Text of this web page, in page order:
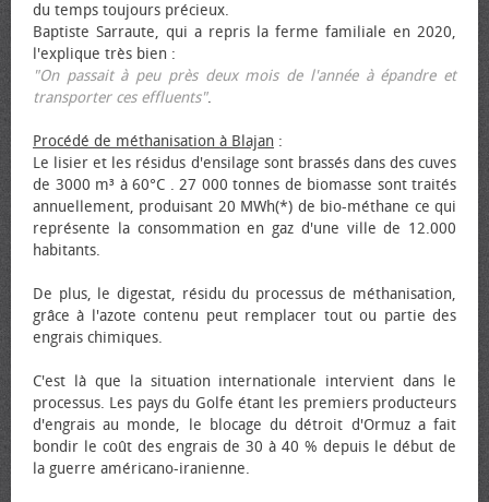
du temps toujours précieux.
Baptiste Sarraute, qui a repris la ferme familiale en 2020,
l'explique très bien :
"On passait à peu près deux mois de l'année à épandre et
transporter ces effluents".
Procédé de méthanisation à Blajan :
Le lisier et les résidus d'ensilage sont brassés dans des cuves
de 3000 m³ à 60°C . 27 000 tonnes de biomasse sont traités
annuellement, produisant 20 MWh(*) de bio-méthane ce qui
représente la consommation en gaz d'une ville de 12.000
habitants.
De plus, le digestat, résidu du processus de méthanisation,
grâce à l'azote contenu peut remplacer tout ou partie des
engrais chimiques.
C'est là que la situation internationale intervient dans le
processus. Les pays du Golfe étant les premiers producteurs
d'engrais au monde, le blocage du détroit d'Ormuz a fait
bondir le coût des engrais de 30 à 40 % depuis le début de
la guerre américano-iranienne.